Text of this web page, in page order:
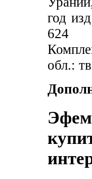
год
624
обл.: